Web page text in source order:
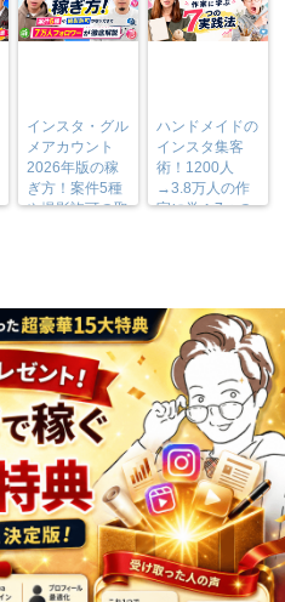
インスタ・グル
メアカウント
2026年版の稼
ぎ方！案件5種
や撮影許可の取
ハンドメイドの
インスタ集客
術！1200人
→3.8万人の作
家に学ぶ7つの